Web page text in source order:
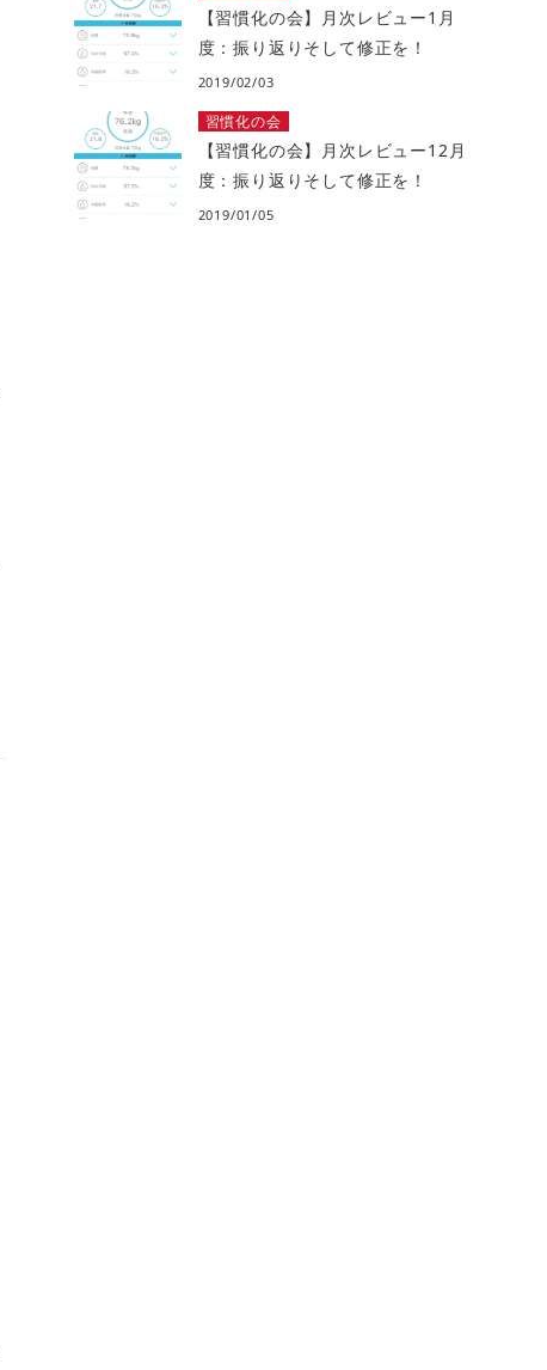
【習慣化の会】月次レビュー1月
度：振り返りそして修正を！
2019/02/03
習慣化の会
【習慣化の会】月次レビュー12月
度：振り返りそして修正を！
2019/01/05